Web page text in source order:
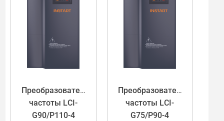
Преобразователь
частоты LCI-
G90/P110-4
Преобразователь
частоты LCI-
G75/P90-4